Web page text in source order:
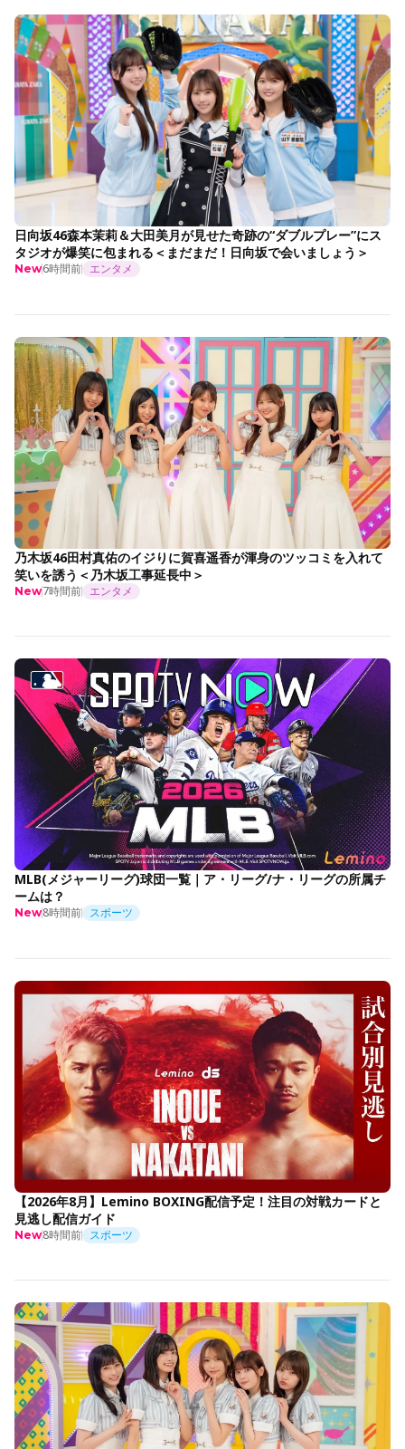
日向坂46森本茉莉＆大田美月が見せた奇跡の“ダブルプレー”にス
タジオが爆笑に包まれる＜まだまだ！日向坂で会いましょう＞
New6時間前 エンタメ
乃木坂46田村真佑のイジりに賀喜遥香が渾身のツッコミを入れて
笑いを誘う＜乃木坂工事延長中＞
New7時間前 エンタメ
MLB(メジャーリーグ)球団一覧｜ア・リーグ/ナ・リーグの所属チ
ームは？
New8時間前 スポーツ
【2026年8月】Lemino BOXING配信予定！注目の対戦カードと
見逃し配信ガイド
New8時間前 スポーツ